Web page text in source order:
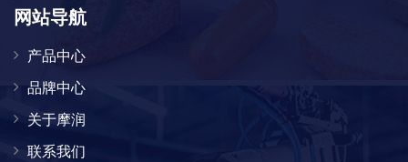
网站导航
产品中心
品牌中心
关于摩润
联系我们